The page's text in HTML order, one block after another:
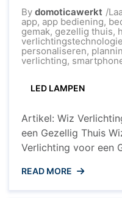
By domoticawerkt
app, app bediening,
gemak, gezellig thuis,
verlichtingstechnologie
personaliseren,
verlichting,
LED LAMPEN
Artikel: Wiz
een Gezellig Thuis
Verlichting voor een
sfeer in uw huis. Met
technologieën is het
READ MORE